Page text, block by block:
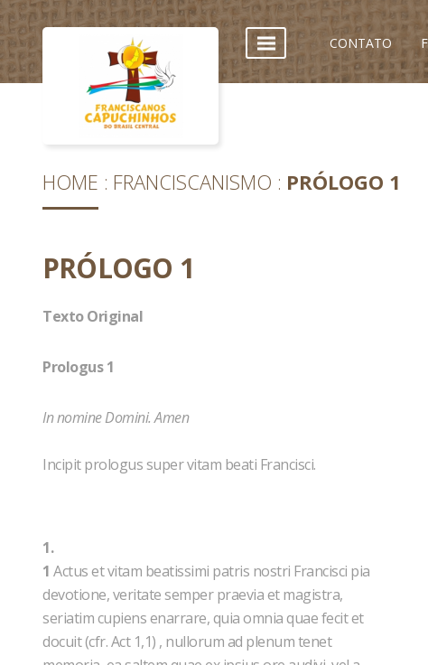
CONTATO
HOME FRANCISCANISMO PRÓLOGO 1
PRÓLOGO 1
Texto Original
Prologus 1
In nomine Domini. Amen
Incipit prologus super vitam beati Francisci.
1.
1 Actus et vitam beatissimi patris nostri Francisci pia
devotione, veritate semper praevia et magistra,
seriatim cupiens enarrare, quia omnia quae fecit et
docuit (cfr. Act 1,1) , nullorum ad plenum tenet